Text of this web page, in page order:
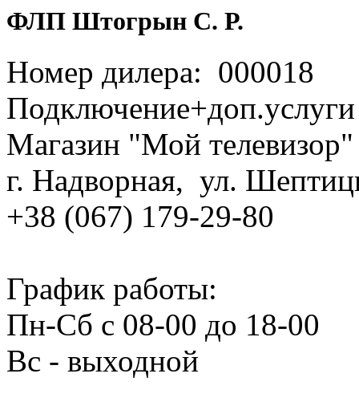
ФЛП Штогрын С. Р.
Номер дилера: 000018
Подключение+доп.услуги
Магазин "Мой телевизор"
г. Надворная, ул.
+38 (067) 179‑29‑80
График работы:
Пн‑Сб с 08‑00 до 18‑00
Вс ‑ выходной